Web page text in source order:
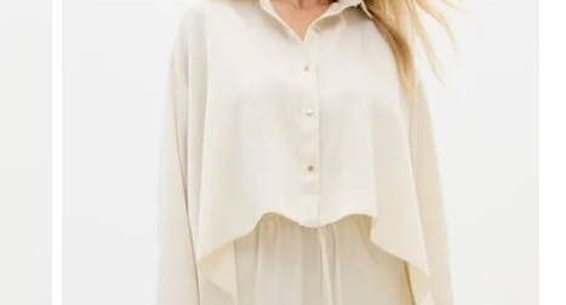
vestido curto